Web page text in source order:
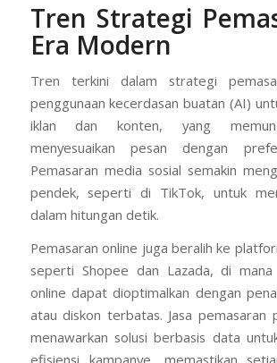
Tren Strategi
Era Modern
Tren terkini dalam strategi
penggunaan kecerdasan buatan (AI)
iklan dan konten, yang
menyesuaikan pesan dengan
Pemasaran media sosial semakin
pendek, seperti di TikTok, untuk
dalam hitungan detik.
Pemasaran online juga beralih ke
seperti Shopee dan Lazada, di
online dapat dioptimalkan dengan
atau diskon terbatas. Jasa pemasaran
menawarkan solusi berbasis data